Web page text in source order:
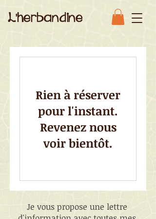
L'herbandine
Rien à réserver
pour l'instant.
Revenez nous
voir bientôt.
Je vous propose une lettre